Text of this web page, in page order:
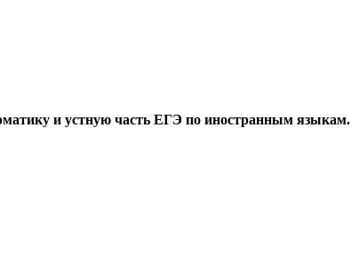
и устную часть ЕГЭ по иностранным языкам.